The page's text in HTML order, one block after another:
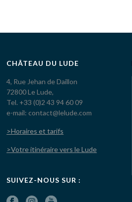
CHÂTEAU DU LUDE
4, Rue Jehan de Daillon
72800 Le Lude,
Tel. +33 (0)2 43 94 60 09
e-mail: contact@lelude.com
>Horaires et tarifs
>Votre itinéraire vers le Lude
SUIVEZ-NOUS SUR :